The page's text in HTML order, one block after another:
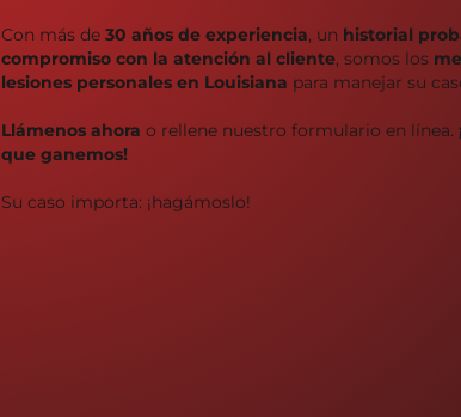
Con más de 30 años de experiencia, un historial
compromiso con la atención al cliente, somos los
lesiones personales en Louisiana para manejar su
Llámenos ahora o rellene nuestro formulario en línea.
que ganemos!
Su caso importa: ¡hagámoslo!